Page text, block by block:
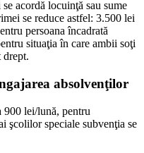
acordă locuinţă sau sume
se reduce astfel: 3.500 lei
persoana încadrată
situaţia în care ambii soţi
drept.
absolvenţilor
900 lei/lună, pentru
şcolilor speciale subvenţia se